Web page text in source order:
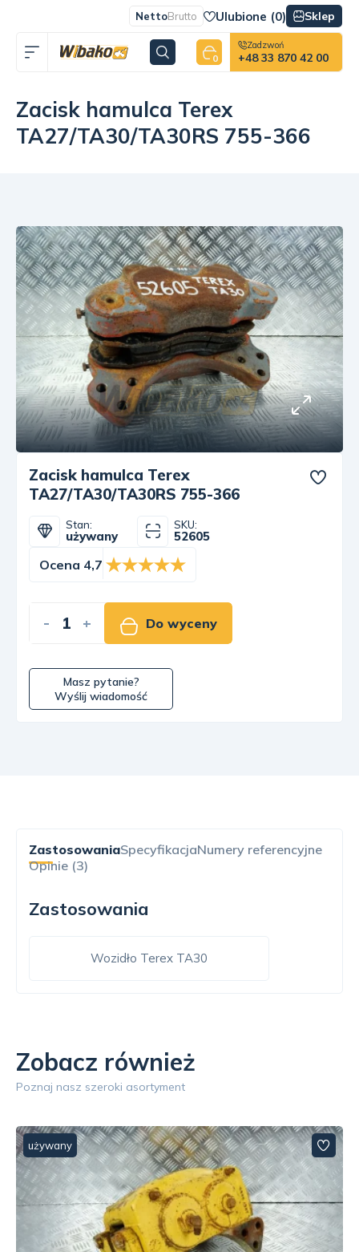
NettoBrutto Ulubione (0) Sklep
0
Zadzwoń
+48 33 870 42 00
Zacisk hamulca Terex
TA27/TA30/TA30RS 755-366
Zacisk hamulca Terex
TA27/TA30/TA30RS 755-366
Stan:
używany
SKU:
52605
Ocena 4,7
- + Do wyceny
Masz pytanie?
Wyślij wiadomość
ZastosowaniaSpecyfikacjaNumery referencyjne
Opinie (3)
Zastosowania
Wozidło Terex TA30
Zobacz również
Poznaj nasz szeroki asortyment
używany